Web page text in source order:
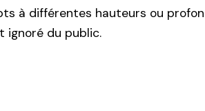
à différentes hauteurs ou
ignoré du public.